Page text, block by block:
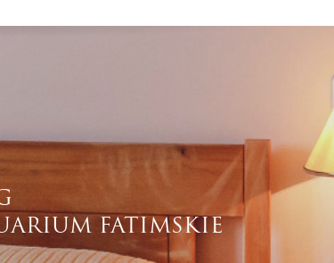
FATIMSKIE